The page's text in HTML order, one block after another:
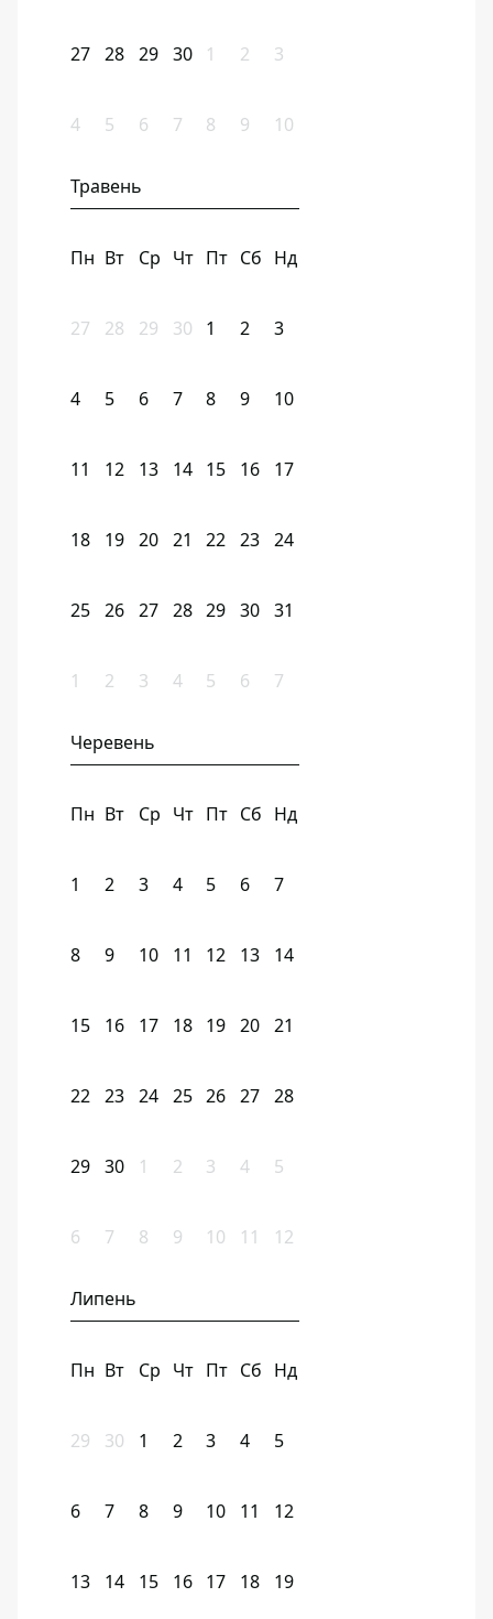
27 28 29 30 1 2 3
4 5 6 7 8 9 10
Травень
Пн Вт Ср Чт Пт Сб Нд
27 28 29 30 1 2 3
4 5 6 7 8 9 10
11 12 13 14 15 16 17
18 19 20 21 22 23 24
25 26 27 28 29 30 31
1 2 3 4 5 6 7
Черевень
Пн Вт Ср Чт Пт Сб Нд
1 2 3 4 5 6 7
8 9 10 11 12 13 14
15 16 17 18 19 20 21
22 23 24 25 26 27 28
29 30 1 2 3 4 5
6 7 8 9 10 11 12
Липень
Пн Вт Ср Чт Пт Сб Нд
29 30 1 2 3 4 5
6 7 8 9 10 11 12
13 14 15 16 17 18 19